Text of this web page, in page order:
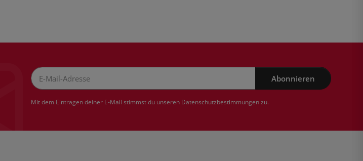
Abonnieren
Mit dem Eintragen deiner E-Mail stimmst du unseren Datenschutzbestimmungenzu.